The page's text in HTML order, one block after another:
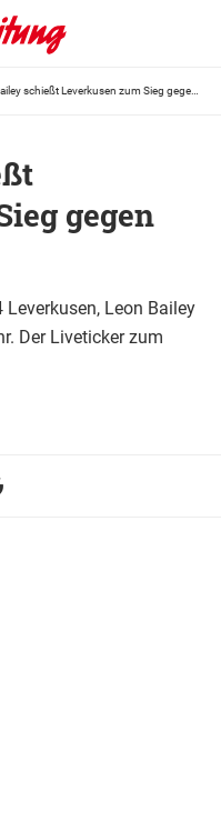
gegen
Leverkusen, Leon Bailey
Der Liveticker zum